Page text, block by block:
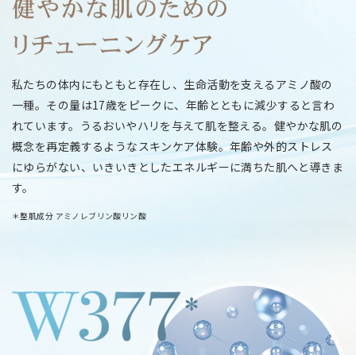
私たちの体内にもともと存在し、生命活動を支えるアミノ酸の
一種。その量は17歳をピークに、年齢とともに減少すると言わ
れています。うるおいやハリを与えて肌を整える。健やかな肌の
概念を再定義するようなスキンケア体験。年齢や外的ストレス
にゆらがない、いきいきとしたエネルギーに満ちた肌へと導きま
す。
＊整肌成分 アミノレブリン酸リン酸